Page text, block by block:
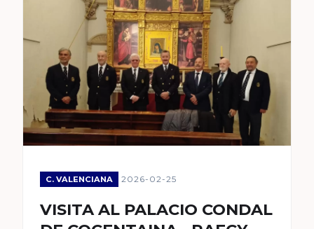
C. VALENCIANA 2026-02-25
VISITA AL PALACIO CONDAL